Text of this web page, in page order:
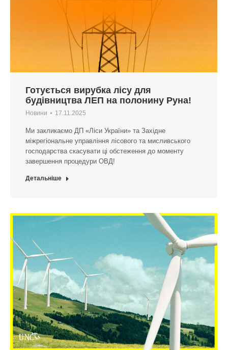
Готується вирубка лісу для
будівництва ЛЕП на полонину Руна!
Новини 17.11.2025
Ми закликаємо ДП «Ліси України» та Західне
міжрегіональне управління лісового та мисливського
господарства скасувати ці обстеження до моменту
завершення процедури ОВД!
Детальніше